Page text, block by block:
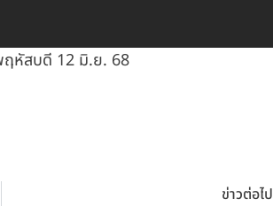
ฤหัสบดี 12 มิ.ย. 68
ข่าวต่อไป